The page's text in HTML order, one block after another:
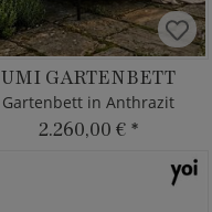
UMI GARTENBETT
Gartenbett in Anthrazit
2.260,00 € *